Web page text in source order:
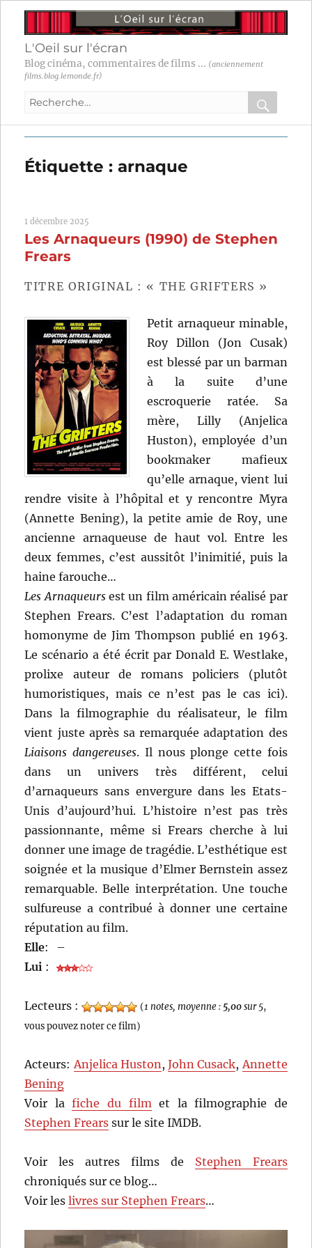
L'Oeil sur l'écran
Blog cinéma, commentaires de films ... (anciennement
films.blog.lemonde.fr)
Recherche
:
OK
Étiquette :arnaque
1 décembre 2025
Les Arnaqueurs (1990) de Stephen
Frears
TITRE ORIGINAL : « THE GRIFTERS »
Petit arnaqueur minable,
Roy Dillon (Jon Cusak)
est blessé par un barman
à la suite d’une
escroquerie ratée. Sa
mère, Lilly (Anjelica
Huston), employée d’un
bookmaker mafieux
qu’elle arnaque, vient lui
rendre visite à l’hôpital et y rencontre Myra
(Annette Bening), la petite amie de Roy, une
ancienne arnaqueuse de haut vol. Entre les
deux femmes, c’est aussitôt l’inimitié, puis la
haine farouche…
Les Arnaqueursest un film américain réalisé par
Stephen Frears. C’est l’adaptation du roman
homonyme de Jim Thompson publié en 1963.
Le scénario a été écrit par Donald E. Westlake,
prolixe auteur de romans policiers (plutôt
humoristiques, mais ce n’est pas le cas ici).
Dans la filmographie du réalisateur, le film
vient juste après sa remarquée adaptation des
Liaisons dangereuses. Il nous plonge cette fois
dans un univers très différent, celui
d’arnaqueurs sans envergure dans les Etats-
Unis d’aujourd’hui. L’histoire n’est pas très
passionnante, même si Frears cherche à lui
donner une image de tragédie. L’esthétique est
soignée et la musique d’Elmer Bernstein assez
remarquable. Belle interprétation. Une touche
sulfureuse a contribué à donner une certaine
réputation au film.
Elle:
–
Lui :
Lecteurs : (1 notes, moyenne : 5,00sur 5,
vous pouvez noter ce film)
Acteurs:Anjelica Huston,John Cusack,Annette
Bening
Voir lafiche du filmet la filmographie de
Stephen Frears sur le site IMDB.
Voir les autres films de Stephen Frears
chroniqués sur ce blog…
Voir leslivres sur Stephen Frears…